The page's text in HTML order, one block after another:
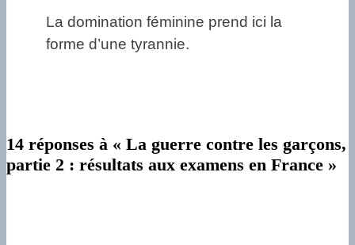
La domination féminine prend ici la
forme d’une tyrannie.
14 réponses à « La guerre contre les garçons,
partie 2 : résultats aux examens en France »